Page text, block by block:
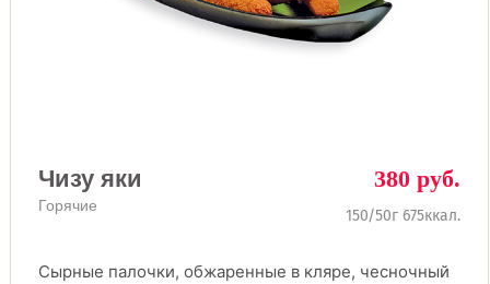
Чизу яки
Горячие
380 руб.
150/50г 675ккал.
Сырные палочки, обжаренные в кляре, чесночный